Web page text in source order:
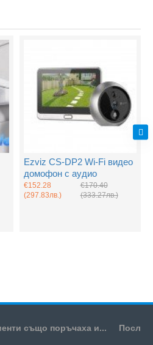
Ezviz CS-DP2 Wi-Fi видео
домофон с аудио
€152.28
(297.83лв.)
€170.40
(333.27лв.)
също поръчаха и...